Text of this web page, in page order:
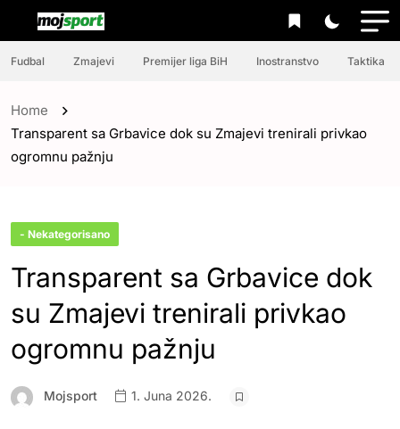
Fudbal Zmajevi Premijer liga BiH Inostranstvo Taktika
Home
Transparent sa Grbavice dok su Zmajevi trenirali privkao
ogromnu pažnju
- Nekategorisano
Transparent sa Grbavice dok
su Zmajevi trenirali privkao
ogromnu pažnju
Mojsport 1. Juna 2026.